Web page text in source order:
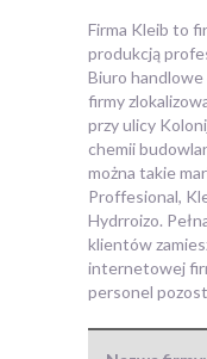
Firma Kleib to
produkcją
Biuro handlowe
firmy
przy ulicy
chemii
można takie
Proffesional,
Hydrroizo.
klientów
internetowej
personel